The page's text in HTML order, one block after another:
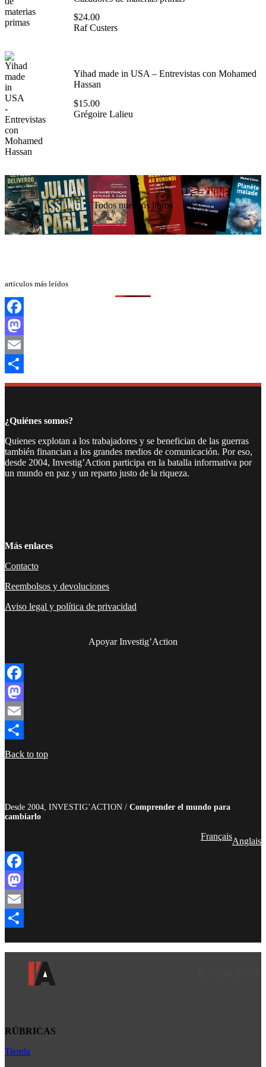
$24.00
Raf Custers
Yihad made in USA – Entrevistas con Mohamed
Hassan
$15.00
Grégoire Lalieu
Todos nuestros libros
artículos más leídos
Facebook
Mastodon
Email
Compartir
¿Quiénes somos?
Quienes explotan a los trabajadores y se benefician de las guerras
también financian a los grandes medios de comunicación. Por eso,
desde 2004, Investig’Action participa en la batalla informativa por
un mundo en paz y un reparto justo de la riqueza.
Más enlaces
Contacto
Reembolsos y devoluciones
Aviso legal y política de privacidad
Apoyar Investig’Action
Facebook
Mastodon
Email
Compartir
Back to top
Desde 2004, INVESTIG’ACTION / Comprender el mundo para
cambiarlo
FrançaisAnglais
Facebook
Mastodon
Email
RÚBRICAS
Africa
Tienda